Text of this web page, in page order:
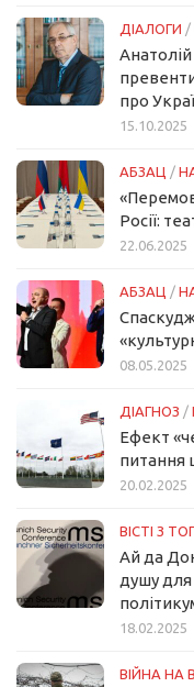
ДІАЛОГИ /
про
15.10.2025
АБЗАЦ /
Росії:
22.06.2025
АБЗАЦ /
08.05.2025
ДІАГНОЗ /
Ефект
питання
20.02.2025
ВІСТІ З
Ай да
душу
18.02.2025
ВІЙНА НА